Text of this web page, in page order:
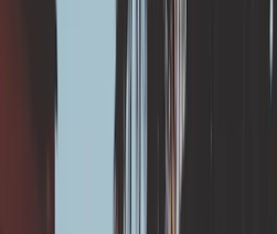
en
solution ?
zone argileuse (obligatoire